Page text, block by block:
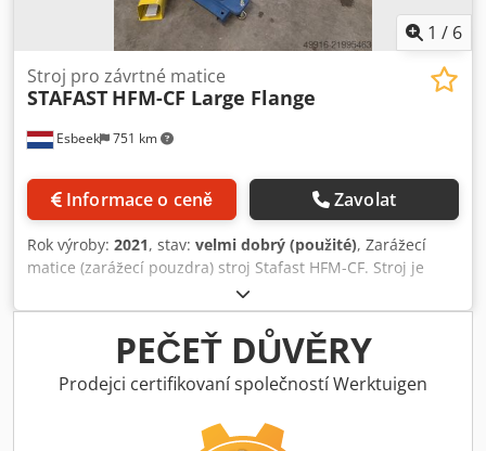
1 / 6
Esbeek 751 km
Stroj pro závrtné matice
STAFAST HFM-CF Large Flange
Informace o ceně Zavolat
Rok výroby: 2021, stav: velmi dobrý (použité), Zarážecí
matice (zarážecí pouzdra) stroj Stafast HFM-CF. Stroj je
nastaven pro matice M8 s velkou přírubou. Stroj je ve velmi
dobrém stavu. Připraven k použití. Codjy Ui Tiopfx Akqsrf
PEČEŤ DŮVĚRY
Prodejci certifikovaní společností Werktuigen